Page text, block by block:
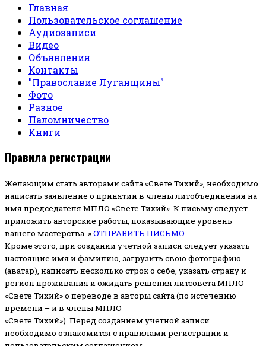
Главная
Пользовательское соглашение
Аудиозаписи
Видео
Объявления
Контакты
"Православие Луганщины"
Фото
Разное
Паломничество
Книги
Правила регистрации
Желающим стать авторами сайта «Свете Тихий», необходимо
написать заявление о принятии в члены литобъединения на
имя председателя МПЛО «Свете Тихий». К письму следует
приложить авторские работы, показывающие уровень
вашего мастерства. »ОТПРАВИТЬ ПИСЬМО
Кроме этого, при создании учетной записи следует указать
настоящие имя и фамилию, загрузить свою фотографию
(аватар), написать несколько строк о себе, указать страну и
регион проживания и ожидать решения литсовета МПЛО
«Свете Тихий» о переводе в авторы сайта (по истечению
времени – и в члены МПЛО
«Свете Тихий»). Перед созданием учётной записи
необходимо ознакомится с правилами регистрации и